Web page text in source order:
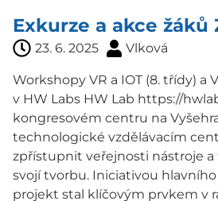
Exkurze a akce žáků
23. 6. 2025 Vlková
Workshopy VR a IOT (8. třídy) a
v HW Labs HW Lab https://
kongresovém centru na
technologické vzdělávacím
zpřístupnit veřejnosti nástroje
svojí tvorbu. Iniciativou hlavního
projekt stal klíčovým prvkem v